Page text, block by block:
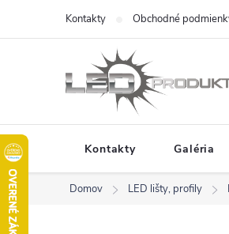
obsah
Kontakty Obchodné
Kontakty Galéria
Domov LED lišty, profily